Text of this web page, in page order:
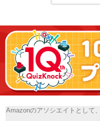
Amazonのアソシエイトとして